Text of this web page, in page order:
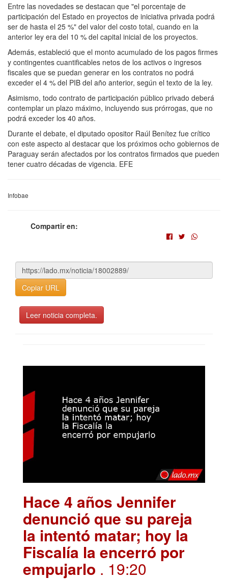
Entre las novedades se destacan que "el porcentaje de
participación del Estado en proyectos de iniciativa privada podrá
ser de hasta el 25 %" del valor del costo total, cuando en la
anterior ley era del 10 % del capital inicial de los proyectos.
Además, estableció que el monto acumulado de los pagos firmes
y contingentes cuantificables netos de los activos o ingresos
fiscales que se puedan generar en los contratos no podrá
exceder el 4 % del PIB del año anterior, según el texto de la ley.
Asimismo, todo contrato de participación público privado deberá
contemplar un plazo máximo, incluyendo sus prórrogas, que no
podrá exceder los 40 años.
Durante el debate, el diputado opositor Raúl Benítez fue crítico
con este aspecto al destacar que los próximos ocho gobiernos de
Paraguay serán afectados por los contratos firmados que pueden
tener cuatro décadas de vigencia. EFE
Infobae
Compartir en:
Copiar URL
Leer noticia completa.
Hace 4 años Jennifer
denunció que su pareja
la intentó matar; hoy la
Fiscalía la encerró por
empujarlo . 19:20